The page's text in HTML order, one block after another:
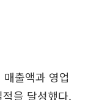
출액과 영업
을 달성했다.